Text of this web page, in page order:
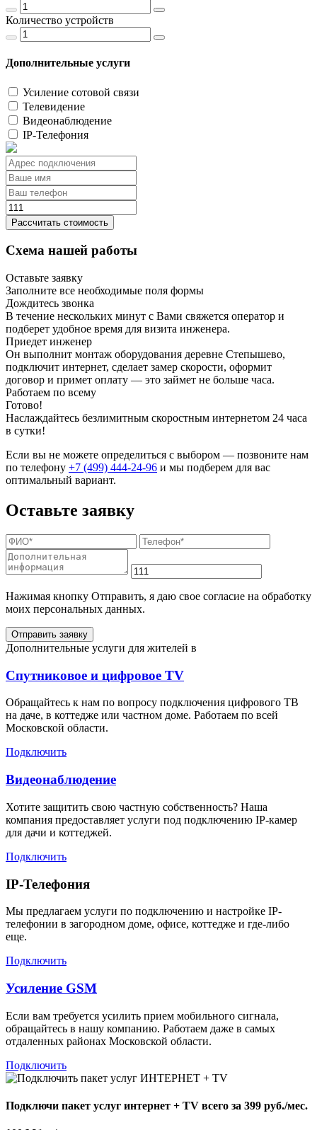
Количество устройств
Дополнительные услуги
Усиление сотовой связи
Телевидение
Видеонаблюдение
IP-Телефония
Рассчитать стоимость
Схема нашей работы
Оставьте заявку
Заполните все необходимые поля формы
Дождитесь звонка
В течение нескольких минут с Вами свяжется оператор и
подберет удобное время для визита инженера.
Приедет инженер
Он выполнит монтаж оборудования деревне Степышево,
подключит интернет, сделает замер скорости, оформит
договор и примет оплату — это займет не больше часа.
Работаем по всему
Готово!
Наслаждайтесь безлимитным скоростным интернетом 24 часа
в сутки!
Если вы не можете определиться с выбором — позвоните нам
по телефону +7 (499) 444-24-96 и мы подберем для вас
оптимальный вариант.
Оставьте заявку
Нажимая кнопку Отправить, я даю свое согласие на обработку
моих персональных данных.
Отправить заявку
Дополнительные услуги для жителей в
Спутниковое и цифровое TV
Обращайтесь к нам по вопросу подключения цифрового ТВ
на даче, в коттедже или частном доме. Работаем по всей
Московской области.
Подключить
Видеонаблюдение
Хотите защитить свою частную собственность? Наша
компания предоставляет услуги под подключению IP-камер
для дачи и коттеджей.
Подключить
IP-Телефония
Мы предлагаем услуги по подключению и настройке IP-
телефонии в загородном доме, офисе, коттедже и где-либо
еще.
Подключить
Усиление GSM
Если вам требуется усилить прием мобильного сигнала,
обращайтесь в нашу компанию. Работаем даже в самых
отдаленных районах Московской области.
Подключить
Подключи пакет услуг интернет + TV всего за 399 руб./мес.